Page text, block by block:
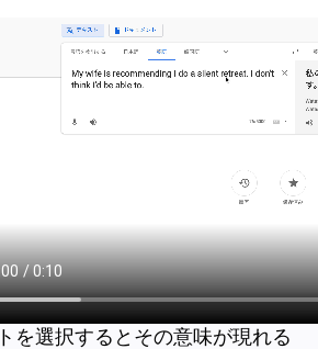
を選択するとその意味が現れる